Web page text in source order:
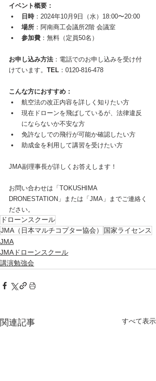
イベント概要：
日時 ：2024年10月9日（水）18:00〜20:00
場所 ：阿南商工会議所2階 会議室
参加費 ：無料（定員50名）
お申し込み方法 ：電話でのお申し込みを受け付
けています。 TEL ：0120-816-478
こんな方におすすめ：
航空法の改正内容を詳しく知りたい方
現在ドローンを飛ばしているが、法律違反
にならないか不安な方
免許なしでの飛行が可能か確認したい方
助成金を利用して講習を受けたい方
JMA副理事長が詳しくお答えします！
お問い合わせは「TOKUSHIMA
DRONESTATION」または「JMA」までご連絡く
ださい。
ドローンスクール
JMA（日本マルチコプター協会）
国家ライセンス
JMA
JMAドローンスクール
講演勉強会
関連記事 すべて表示